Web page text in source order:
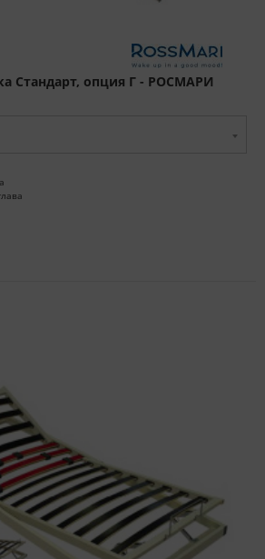
Стандарт, опция Г - РОСМАРИ